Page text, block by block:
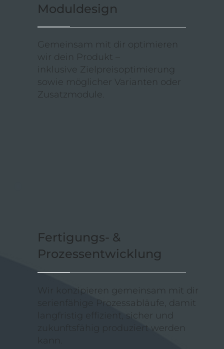
Moduldesign
Gemeinsam mit dir optimieren
wir dein Produkt –
inklusive Zielpreisoptimierung
sowie möglicher Varianten oder
Zusatzmodule.
Fertigungs- &
Prozessentwicklung
Wir konzipieren gemeinsam mit dir
serienfähige Prozessabläufe, damit
langfristig effizient, sicher und
zukunftsfähig produziert werden
kann.